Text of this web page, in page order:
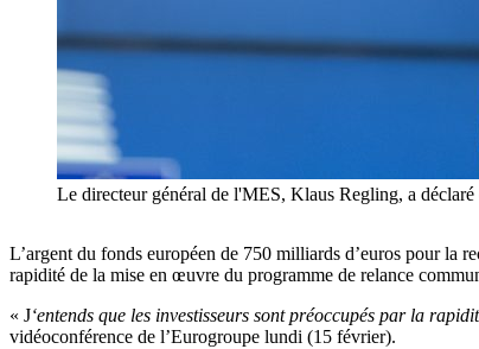
Le directeur général de l'MES, Klaus Regling, a déclaré
L’argent du fonds européen de 750 milliards d’euros pour la
rapidité de la mise en œuvre du programme de relance
« J‘entends que les investisseurs sont préoccupés par la
vidéoconférence de l’Eurogroupe lundi (15 février).